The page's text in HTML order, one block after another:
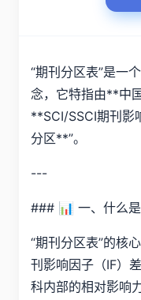
“期刊分区表”是一
念，它特指由**中
**SCI/SSCI期刊影
分区**”。
---
### 📊 一、什么是
“期刊分区表”的核
刊影响因子（IF）
科内部的相对影响